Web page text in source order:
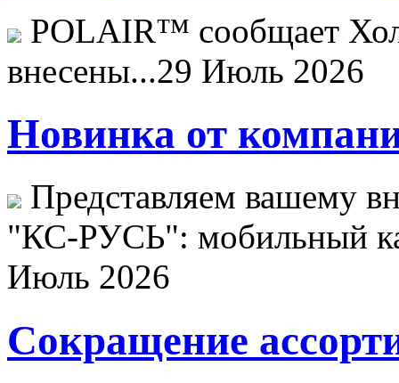
POLAIR™ сообщает
внесены...29 Июль 2026
Новинка от
Представляем вашему
"КС-РУСЬ": мобильный
Июль 2026
Сокращение